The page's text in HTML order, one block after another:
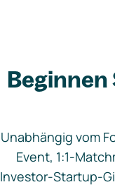
Beginnen
Unabhängig vom
Event, 1:1-
Investor-Startup-